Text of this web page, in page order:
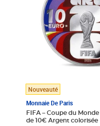
Nouveauté
Monnaie De Paris
FIFA – Coupe du
de 10€ Argent colorisée